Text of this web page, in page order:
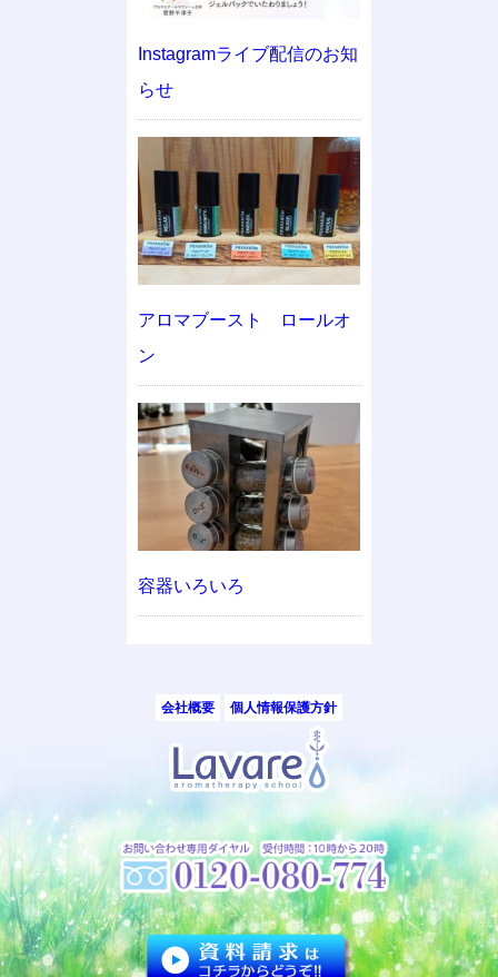
Instagramライブ配信のお知
らせ
アロマブースト ロールオ
ン
容器いろいろ
会社概要 個人情報保護方針